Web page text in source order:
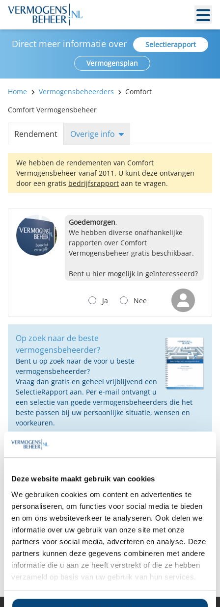
Deze website maakt gebruik van cookies
We gebruiken cookies om content en advertenties te
personaliseren, om functies voor social media te bieden
en om ons websiteverkeer te analyseren. Ook delen we
informatie over uw gebruik van onze site met onze
partners voor social media, adverteren en analyse. Deze
partners kunnen deze gegevens combineren met andere
informatie die u aan ze heeft verstrekt of die ze hebben
verzameld op basis van uw gebruik van hun services.
Direct meer informatie over
Selectierapport
Vermogensplan
Home Vermogensbeheerders
Comfort
Comfort Vermogensbeheer
Rendement Overige info
We hebben de rendementen van Comfort
Vermogensbeheer vanaf 2011. U kunt deze ontvangen
door een gratis bedrijfsrapport aan te vragen.
Goedemorgen,
We hebben diverse onafhankelijke
rapporten over Comfort
Vermogensbeheer gratis beschikbaar.
Bent u hier mogelijk in geïnteresseerd?
Nee
Ja
Op zoek naar de beste
vermogensbeheerder?
Bent u op zoek naar de voor u beste
vermogensbeheerder?
Vraag dan gratis en geheel vrijblijvend een
SelectieRapport aan. Per e-mail ontvangt u
een selectie van goede vermogensbeheerders die het
beste passen bij uw persoonlijke situatie, wensen en
voorkeuren.
Gratis Selectierapport
Anderen bekeken ook:
€200.000
Vanaf
€200.000
€200.000
Vanaf
€200.000
Deel op Facebook
Deel op X
Deel op LinkedIn